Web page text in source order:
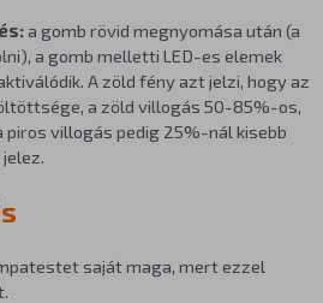
a gomb rövid megnyomása után (a
a gomb melletti LED-es elemek
A zöld fény azt jelzi, hogy az
a zöld villogás 50-85%-os,
villogás pedig 25%-nál kisebb
saját maga, mert ezzel